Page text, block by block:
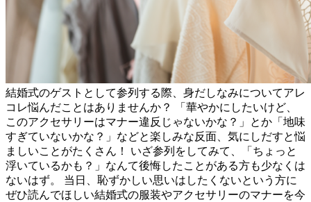
結婚式のゲストとして参列する際、身だしなみについてアレ
コレ悩んだことはありませんか？ 「華やかにしたいけど、
このアクセサリーはマナー違反じゃないかな？」とか「地味
すぎていないかな？」などと楽しみな反面、気にしだすと悩
ましいことがたくさん！ いざ参列をしてみて、「ちょっと
浮いているかも？」なんて後悔したことがある方も少なくは
ないはず。 当日、恥ずかしい思いはしたくないという方に
ぜひ読んでほしい結婚式の服装やアクセサリーのマナーを今